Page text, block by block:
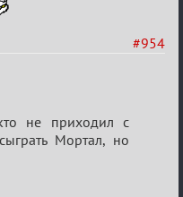
#954
не приходил с
Мортал, но